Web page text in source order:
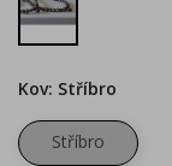
Kov: Stříbro
Stříbro